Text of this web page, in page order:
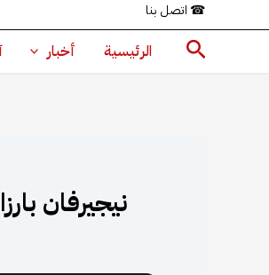
المحتوى
☎ اتصل بنا
البحث الرئيسية أخبار
نيجيرفان